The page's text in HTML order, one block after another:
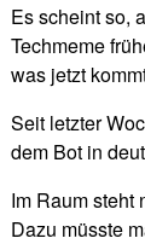
Es scheint so,
Techmeme
was jetzt
Seit letzter
dem Bot in
Im Raum steht
Dazu müsste